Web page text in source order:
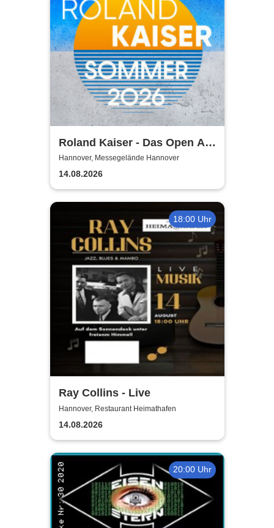
Roland Kaiser - Das Open Air
2026!
Hannover, Messegelände Hannover
14.08.2026
18:00 Uhr
Ray Collins - Live
Hannover, Restaurant Heimathafen
14.08.2026
20:00 Uhr